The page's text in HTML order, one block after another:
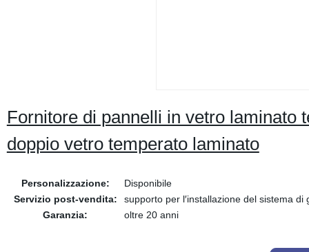
Fornitore di pannelli in vetro laminato
doppio vetro temperato laminato
Personalizzazione:
Disponibile
Servizio post-vendita:
supporto per l′installazione del sistema di
Garanzia:
oltre 20 anni